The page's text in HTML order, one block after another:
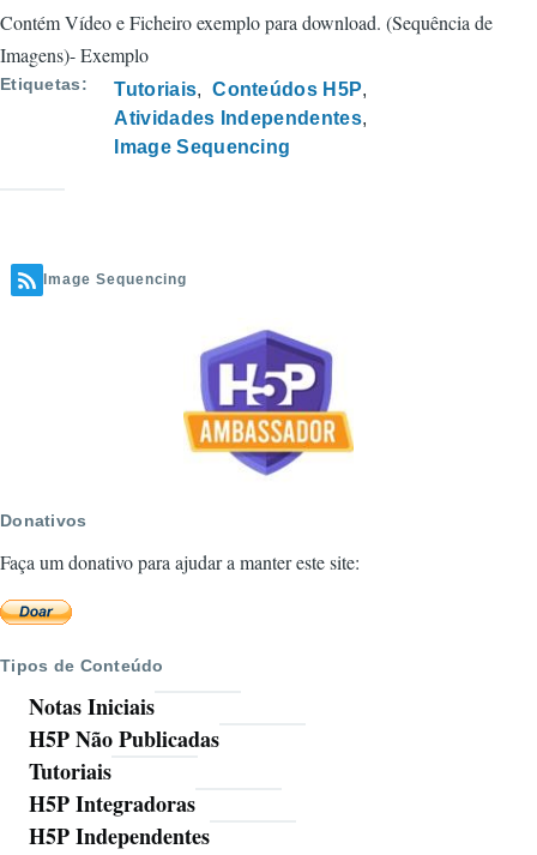
Fórmulas
Matemáticas
Contém Vídeo e Ficheiro exemplo para download. (Sequência de
Imagens)- Exemplo
Etiquetas Tutoriais
Conteúdos H5P
Atividades Independentes
Image Sequencing
Image Sequencing
Donativos
Faça um donativo para ajudar a manter este site:
Tipos de Conteúdo
Notas Iniciais
H5P Não Publicadas
Tutoriais
H5P Integradoras
H5P Independentes